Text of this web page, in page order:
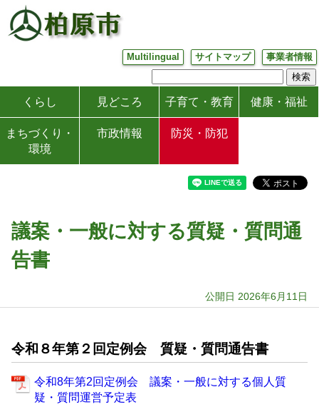
Multilingual サイトマップ 事業者情報
くらし 見どころ 子育て・教育 健康・福祉
まちづくり・
環境
市政情報 防災・防犯
議案・一般に対する質疑・質問通
告書
公開日 2026年6月11日
令和８年第２回定例会 質疑・質問通告書
令和8年第2回定例会 議案・一般に対する個人質
疑・質問運営予定表